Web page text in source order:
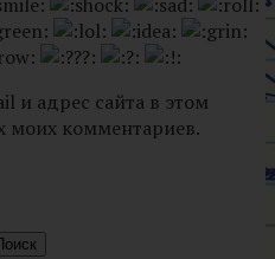
и адрес сайта в этом
моих комментариев.